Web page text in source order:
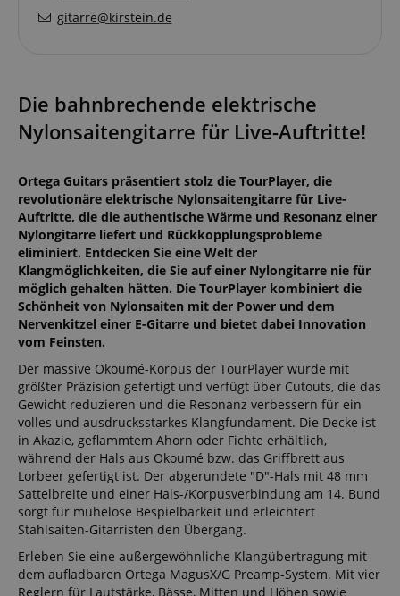
gitarre@kirstein.de
Die bahnbrechende elektrische
Nylonsaitengitarre für Live-Auftritte!
Ortega Guitars präsentiert stolz die TourPlayer, die
revolutionäre elektrische Nylonsaitengitarre für Live-
Auftritte, die die authentische Wärme und Resonanz einer
Nylongitarre liefert und Rückkopplungsprobleme
eliminiert. Entdecken Sie eine Welt der
Klangmöglichkeiten, die Sie auf einer Nylongitarre nie für
möglich gehalten hätten. Die TourPlayer kombiniert die
Schönheit von Nylonsaiten mit der Power und dem
Nervenkitzel einer E-Gitarre und bietet dabei Innovation
vom Feinsten.
Der massive Okoumé-Korpus der TourPlayer wurde mit
größter Präzision gefertigt und verfügt über Cutouts, die das
Gewicht reduzieren und die Resonanz verbessern für ein
volles und ausdrucksstarkes Klangfundament. Die Decke ist
in Akazie, geflammtem Ahorn oder Fichte erhältlich,
während der Hals aus Okoumé bzw. das Griffbrett aus
Lorbeer gefertigt ist. Der abgerundete "D"-Hals mit 48 mm
Sattelbreite und einer Hals-/Korpusverbindung am 14. Bund
sorgt für mühelose Bespielbarkeit und erleichtert
Stahlsaiten-Gitarristen den Übergang.
Erleben Sie eine außergewöhnliche Klangübertragung mit
dem aufladbaren Ortega MagusX/G Preamp-System. Mit vier
Reglern für Lautstärke, Bässe, Mitten und Höhen sowie